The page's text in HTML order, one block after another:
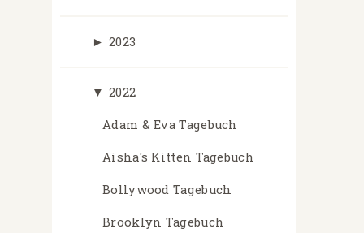
► 2023
▼ 2022
Adam & Eva Tagebuch
Aisha's Kitten Tagebuch
Bollywood Tagebuch
Brooklyn Tagebuch